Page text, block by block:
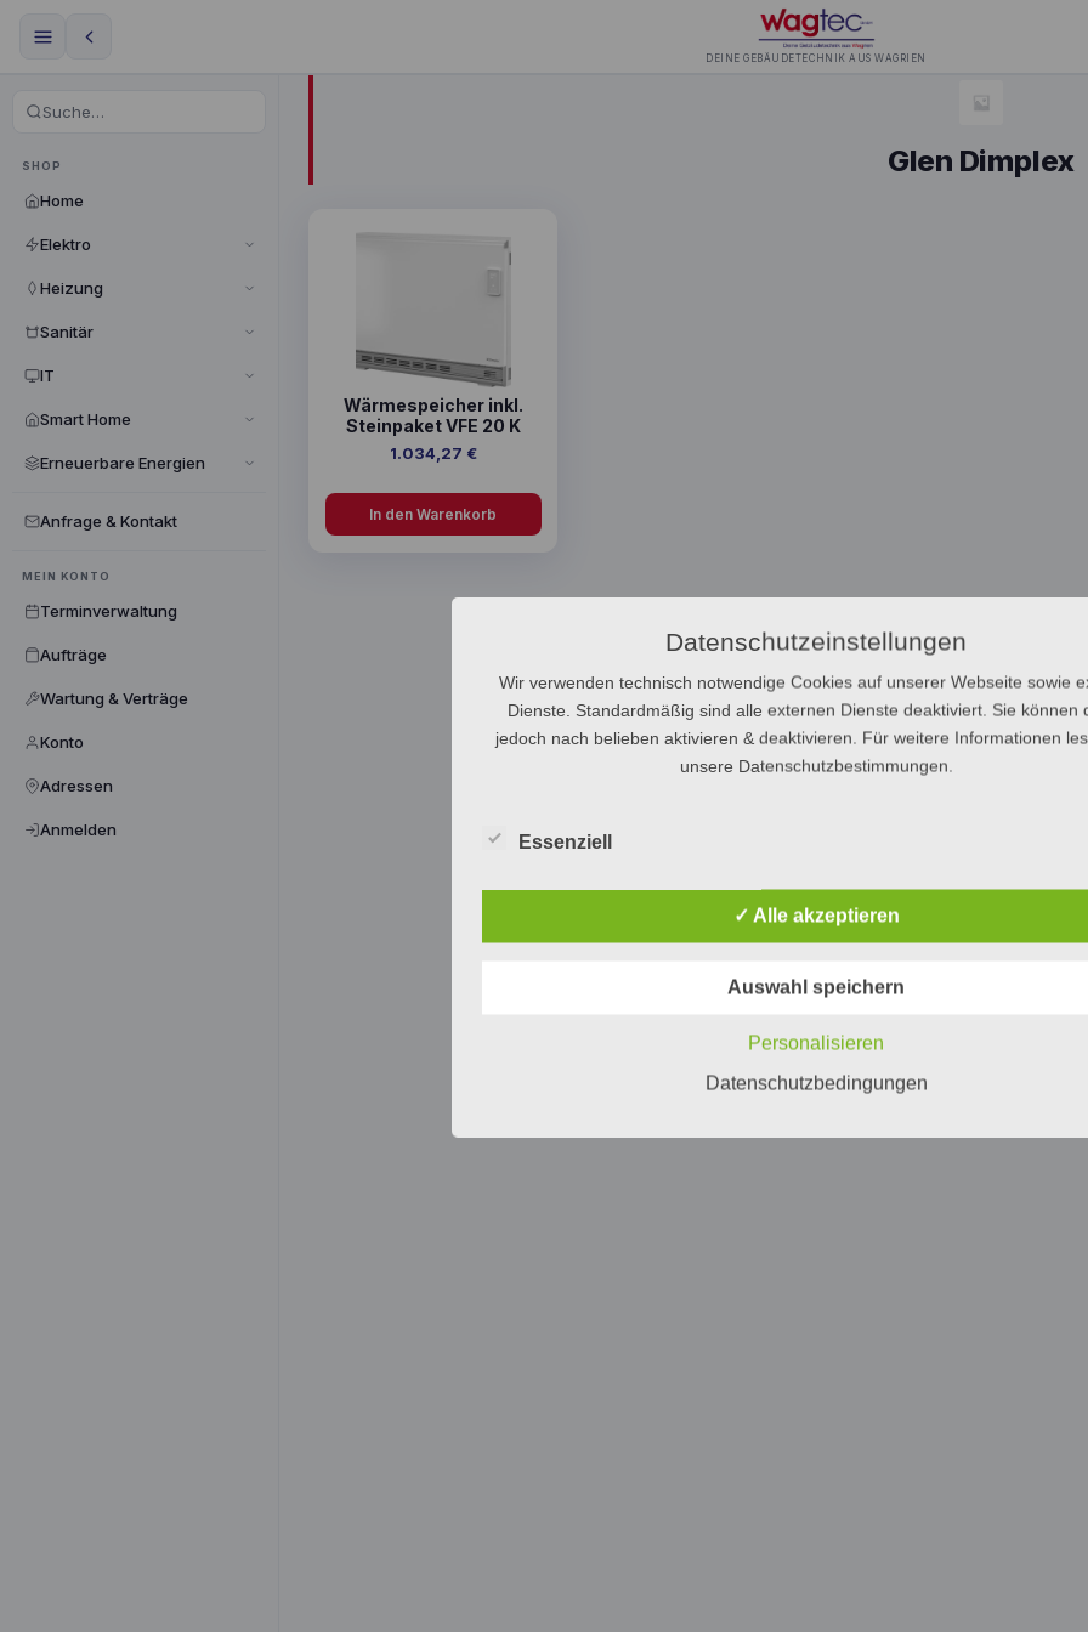
SHOP
Home
Elektro
Heizung
Sanitär
IT
Smart Home
Erneuerbare Energien
Anfrage & Kontakt
MEIN KONTO
Terminverwaltung
Aufträge
Wartung & Verträge
Konto
Adressen
Anmelden
DEINE GEBÄUDETECHNIK AUS WAGRIEN
Glen Dimplex
Wärmespeicher inkl.
Steinpaket VFE 20 K
1.034,27 €
In den Warenkorb
Datenschutzeinstellungen
Wir verwenden technisch notwendige Cookies auf unserer Webseite sowie
Dienste. Standardmäßig sind alle externen Dienste deaktiviert. Sie können
jedoch nach belieben aktivieren & deaktivieren. Für weitere Informationen
unsere Datenschutzbestimmungen.
Essenziell
✓ Alle akzeptieren
Auswahl speichern
Personalisieren
Datenschutzbedingungen